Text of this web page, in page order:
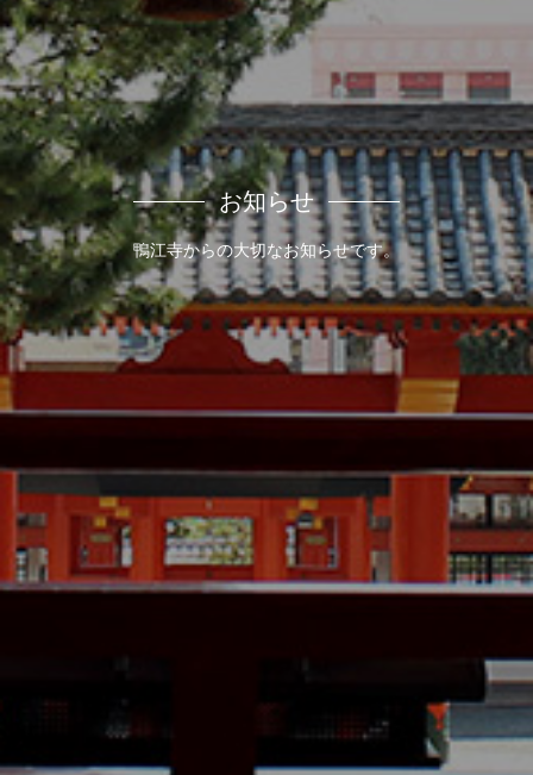
お知らせ
鴨江寺からの大切なお知らせです。